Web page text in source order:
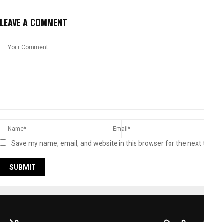
LEAVE A COMMENT
Save my name, email, and website in this browser for the next